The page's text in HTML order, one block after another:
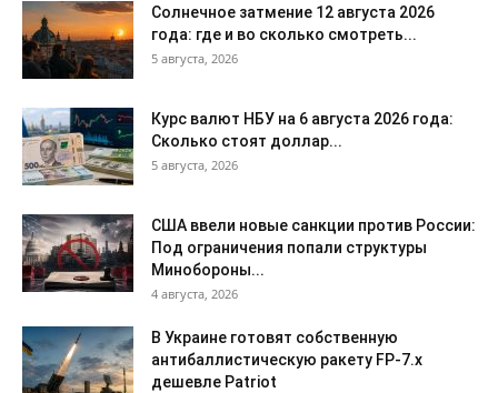
Солнечное затмение 12 августа 2026
года: где и во сколько смотреть...
5 августа, 2026
Курс валют НБУ на 6 августа 2026 года:
Сколько стоят доллар...
5 августа, 2026
США ввели новые санкции против России:
Под ограничения попали структуры
Минобороны...
4 августа, 2026
В Украине готовят собственную
антибаллистическую ракету FP-7.x
дешевле Patriot